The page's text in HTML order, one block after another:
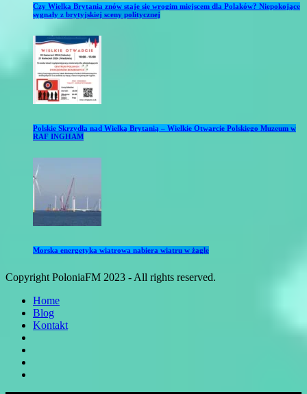
Czy Wielka Brytania znów staje się wrogim miejscem dla Polaków? Niepokojące
sygnały z brytyjskiej sceny politycznej
Polskie Skrzydła nad Wielką Brytanią – Wielkie Otwarcie Polskiego Muzeum w
RAF INGHAM
Morska energetyka wiatrowa nabiera wiatru w żagle
Copyright PoloniaFM 2023 - All rights reserved.
Home
Blog
Kontakt